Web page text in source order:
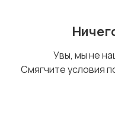
Увы, мы не
Смягчите условия